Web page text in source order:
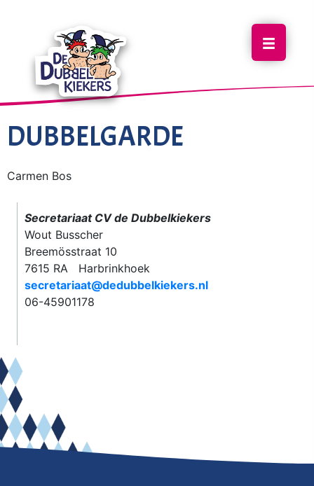
DUBBELGARDE
Carmen Bos
Secretariaat CV de Dubbelkiekers
Wout Busscher
Breemösstraat 10
7615 RA Harbrinkhoek
secretariaat@dedubbelkiekers.nl
06-45901178